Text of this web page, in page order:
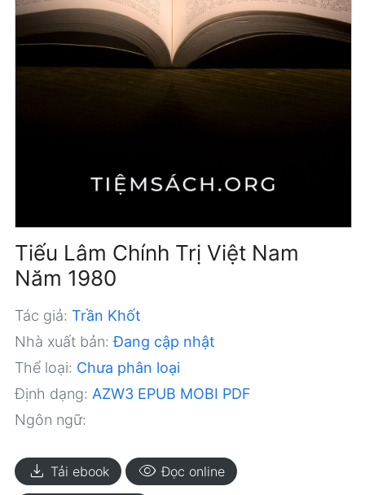
Tiếu Lâm Chính Trị Việt Nam
Năm 1980
Tác giả: Trần Khốt
Nhà xuất bản: Đang cập nhật
Thể loại: Chưa phân loại
Định dạng: AZW3 EPUB MOBI PDF
Ngôn ngữ:
download Tải ebook visibility Đọc online